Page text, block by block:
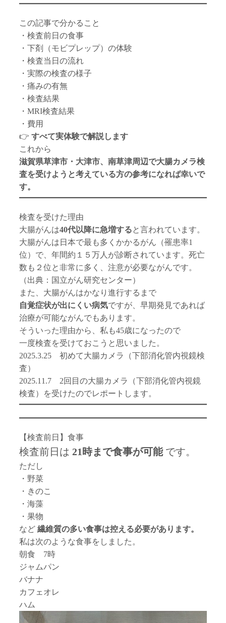
この記事で分かること
・検査前日の食事
・下剤（モビプレップ）の体験
・検査当日の流れ
・実際の検査の様子
・痛みの有無
・検査結果
・MRI検査結果
・費用
👉すべて実体験で解説します
これから
滋賀県草津市・大津市、南草津周辺で大腸カメラ検
査を受けようと考えている方の参考になれば幸いで
す。
検査を受けた理由
大腸がんは40代以降に急増すると言われています。
大腸がんは日本で最も多くかかるがん（罹患率1
位）で、年間約１５万人が診断されています。死亡
数も２位と非常に多く、注意が必要ながんです。
（出典：国立がん研究センター）
また、大腸がんはかなり進行するまで
自覚症状が出にくい病気ですが、早期発見であれば
治療が可能ながんでもあります。
そういった理由から、私も45歳になったので
一度検査を受けておこうと思いました。
2025.3.25 初めて大腸カメラ（下部消化管内視鏡検
査）
2025.11.7 2回目の大腸カメラ（下部消化管内視鏡
検査）を受けたのでレポートします。
【検査前日】食事
検査前日は21時まで食事が可能です。
ただし
・野菜
・きのこ
・海藻
・果物
など繊維質の多い食事は控える必要があります。
私は次のような食事をしました。
朝食 7時
ジャムパン
バナナ
カフェオレ
ハム